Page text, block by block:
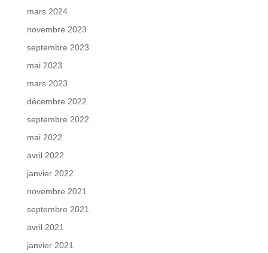
mars 2024
novembre 2023
septembre 2023
mai 2023
mars 2023
décembre 2022
septembre 2022
mai 2022
avril 2022
janvier 2022
novembre 2021
septembre 2021
avril 2021
janvier 2021